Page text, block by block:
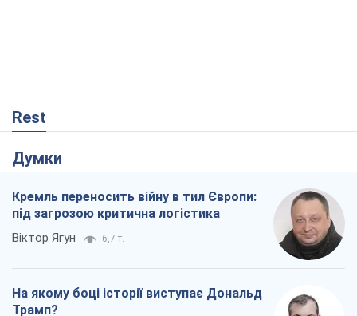
Rest
Думки
Кремль переносить війну в тил Європи:
під загрозою критична логістика
Віктор Ягун 6,7 т.
На якому боці історії виступає Дональд
Трамп?